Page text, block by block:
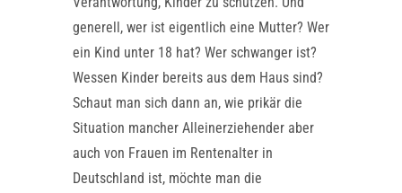
generell, wer ist eigentlich eine Mutter? Wer
ein Kind unter 18 hat? Wer schwanger ist?
Wessen Kinder bereits aus dem Haus sind?
Schaut man sich dann an, wie prikär die
Situation mancher Alleinerziehender aber
auch von Frauen im Rentenalter in
Deutschland ist, möchte man die